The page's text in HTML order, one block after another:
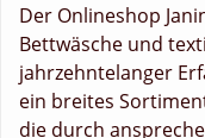
Der Onlineshop
Bettwäsche und
jahrzehntelanger
ein breites
die durch